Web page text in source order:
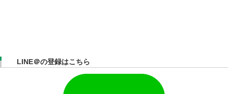
LINE＠の登録はこちら